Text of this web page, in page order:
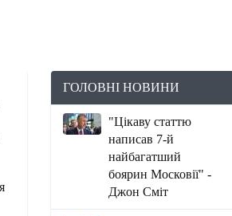
ГОЛОВНІ НОВИНИ
"Цікаву статтю
написав 7-й
найбагатший
боярин Московії" -
Джон Сміт